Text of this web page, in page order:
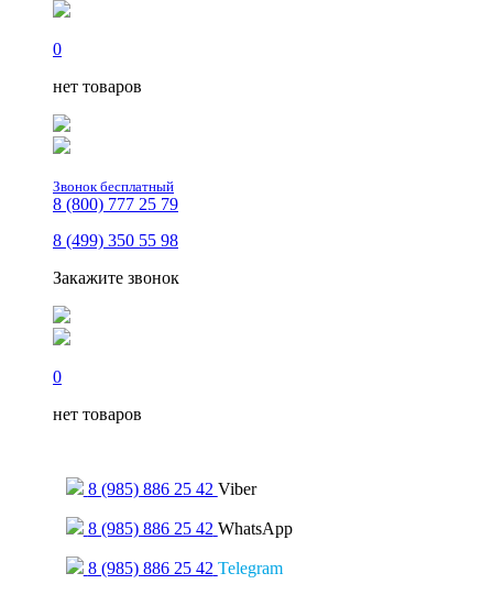
0
нет товаров
Звонок бесплатный
8 (800) 777 25 79
8 (499) 350 55 98
Закажите звонок
0
нет товаров
8 (985) 886 25 42 Viber
8 (985) 886 25 42 WhatsApp
8 (985) 886 25 42 Telegram